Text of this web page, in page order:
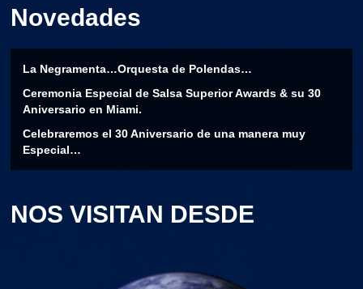
Novedades
La Negramenta…Orquesta de Polendas…
Ceremonia Especial de Salsa Superior Awards & su 30
Aniversario en Miami.
Celebraremos el 30 Aniversario de una manera muy
Especial…
NOS VISITAN DESDE